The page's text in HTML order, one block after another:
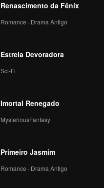
Renascimento da Fênix
Romance · Drama Antigo
Estrela Devoradora
Sci-Fi
Imortal Renegado
MysteriousFantasy
Primeiro Jasmim
Romance · Drama Antigo